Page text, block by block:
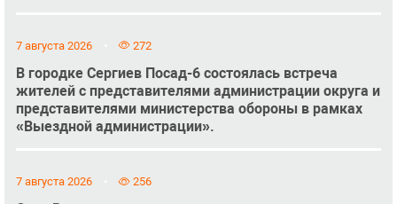
7 августа 2026 272
В городке Сергиев Посад-6 состоялась встреча
жителей с представителями администрации округа и
представителями министерства обороны в рамках
«Выездной администрации».
7 августа 2026 256